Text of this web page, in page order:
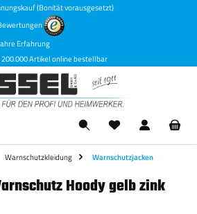
(Bonität vorausgesetzt)
Erfahrung
Artikel online bestellbar
Warnschutzkleidung Warnschutzjacken
Hoody gelb zink